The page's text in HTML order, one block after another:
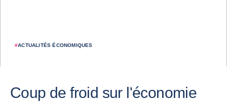
#ACTUALITÉS ÉCONOMIQUES
Coup de froid sur l'économie